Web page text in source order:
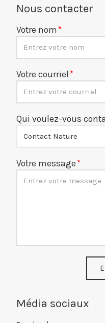
Nous contacter
Votre nom
Votre courriel
Qui voulez-vous
Votre message
Média sociaux